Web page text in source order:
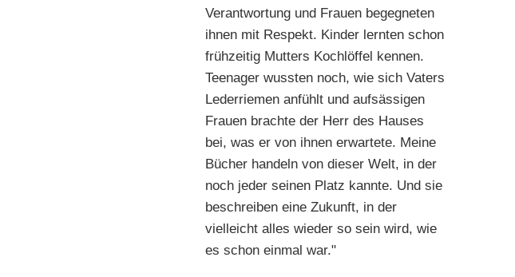
Verantwortung und Frauen begegneten
ihnen mit Respekt. Kinder lernten schon
frühzeitig Mutters Kochlöffel kennen.
Teenager wussten noch, wie sich Vaters
Lederriemen anfühlt und aufsässigen
Frauen brachte der Herr des Hauses
bei, was er von ihnen erwartete. Meine
Bücher handeln von dieser Welt, in der
noch jeder seinen Platz kannte. Und sie
beschreiben eine Zukunft, in der
vielleicht alles wieder so sein wird, wie
es schon einmal war."